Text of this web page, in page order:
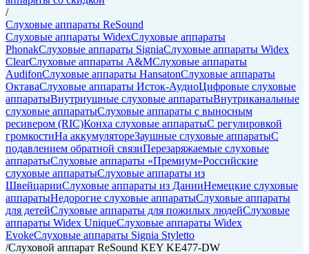
/
Слуховые аппараты ReSound
Слуховые аппараты WidexСлуховые аппараты
PhonakСлуховые аппараты SigniaСлуховые аппараты Widex
ClearСлуховые аппараты A&MСлуховые аппараты
AudifonСлуховые аппараты HansatonСлуховые аппараты
ОктаваСлуховые аппараты Исток-АудиоЦифровые слуховые
аппаратыВнутриушные слуховые аппаратыВнутриканальные
слуховые аппаратыСлуховые аппараты с выносным
ресивером (RIC)Конха слуховые аппаратыС регулировкой
громкостиНа аккумулятореЗаушные слуховые аппаратыC
подавлением обратной связиПерезаряжаемые слуховые
аппаратыСлуховые аппараты «Премиум»Российские
слуховые аппаратыСлуховые аппараты из
ШвейцарииСлуховые аппараты из ДанииНемецкие слуховые
аппаратыНедорогие слуховые аппаратыСлуховые аппараты
для детейСлуховые аппараты для пожилых людейСлуховые
аппараты Widex UniqueСлуховые аппараты Widex
EvokeСлуховые аппараты Signia Styletto
/Слуховой аппарат ReSound KEY KE477-DW